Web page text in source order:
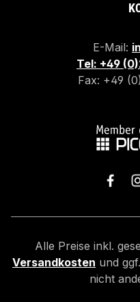
E-Mail:
Tel: +49
Fax: +49
Alle Preise inkl.
Versandkosten und
nicht